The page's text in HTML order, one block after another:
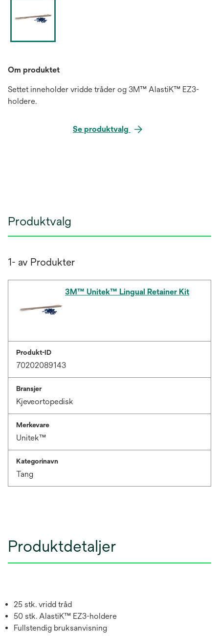
Om produktet
Settet inneholder vridde tråder og 3M™ AlastiK™ EZ3-
holdere.
Se produktvalg
Produktvalg
1- av Produkter
3M™ Unitek™ Lingual Retainer Kit
Produkt-ID
70202089143
Bransjer
Kjeveortopedisk
Merkevare
Unitek™
Kategorinavn
Tang
Produktdetaljer
25 stk. vridd tråd
50 stk. AlastiK™ EZ3-holdere
Fullstendig bruksanvisning